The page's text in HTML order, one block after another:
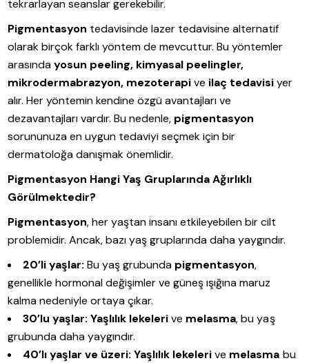
tekrarlayan seanslar gerekebilir.
Pigmentasyon tedavisinde lazer tedavisine alternatif
olarak birçok farklı yöntem de mevcuttur. Bu yöntemler
arasındayosun peeling, kimyasal peelingler,
mikrodermabrazyon, mezoterapive ilaç tedavisiyer
alır. Her yöntemin kendine özgü avantajları ve
dezavantajları vardır. Bu nedenle, pigmentasyon
sorununuza en uygun tedaviyi seçmek için bir
dermatoloğa danışmak önemlidir.
Pigmentasyon Hangi Yaş Gruplarında Ağırlıklı
Görülmektedir?
Pigmentasyon, her yaştan insanı etkileyebilen bir cilt
problemidir. Ancak, bazı yaş gruplarında daha yaygındır.
20’li yaşlar: Bu yaş grubunda pigmentasyon,
genellikle hormonal değişimler ve güneş ışığına maruz
kalma nedeniyle ortaya çıkar.
30’lu yaşlar: Yaşlılık lekelerive melasma, bu yaş
grubunda daha yaygındır.
40’lı yaşlar ve üzeri: Yaşlılık lekelerive melasma bu